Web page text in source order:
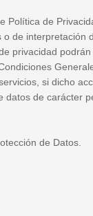
Política de
de interpretación
privacidad
si dicho
datos de carácter
de Datos.